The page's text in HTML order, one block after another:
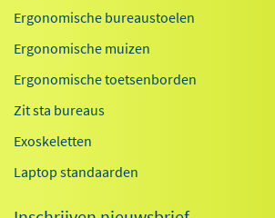
Ergonomische bureaustoelen
Ergonomische muizen
Ergonomische toetsenborden
Zit sta bureaus
Exoskeletten
Laptop standaarden